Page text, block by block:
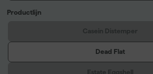
Productlijn
Dead Flat